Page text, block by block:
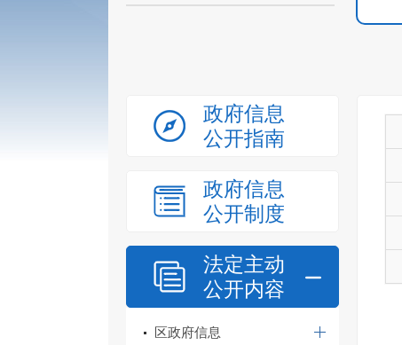
政府信息
公开指南
政府信息
公开制度
法定主动
公开内容
区政府信息